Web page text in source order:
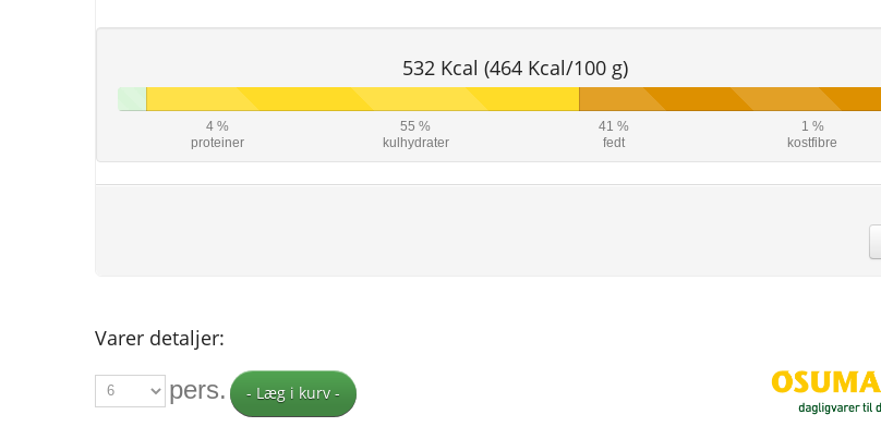
532 Kcal (464 Kcal/100 g)
4 %
proteiner
55 %
kulhydrater
41 %
fedt
1 %
kostfibre
Varer detaljer:
pers. - Læg i kurv -